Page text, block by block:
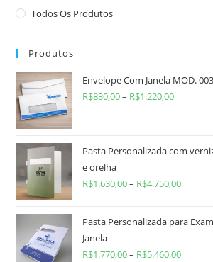
Todos Os Produtos
Produtos
Envelope Com Janela MOD. 003
R$830,00– R$1.220,00
Pasta Personalizada com
e orelha
R$1.630,00– R$4.750,00
Pasta Personalizada para
Janela
R$1.770,00– R$5.460,00